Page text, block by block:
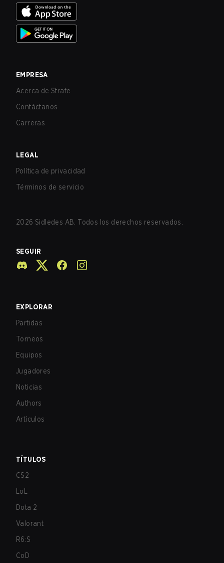
EMPRESA
Acerca de Strafe
Contáctanos
Carreras
LEGAL
Política de privacidad
Términos de servicio
2026 Sidledes AB. Todos los derechos reservados.
SEGUIR
EXPLORAR
Partidas
Torneos
Equipos
Jugadores
Noticias
Authors
Artículos
TÍTULOS
CS2
LoL
Dota 2
Valorant
R6:S
CoD